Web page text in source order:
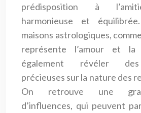
prédisposition à
harmonieuse et
maisons astrologiques,
représente l’amour et
également révéler
précieuses sur la nature des
On retrouve une
d’influences, qui peuvent